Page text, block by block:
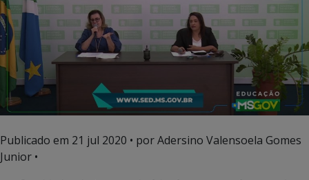
Publicado em 21 jul 2020 • por Adersino Valensoela Gomes
Junior •